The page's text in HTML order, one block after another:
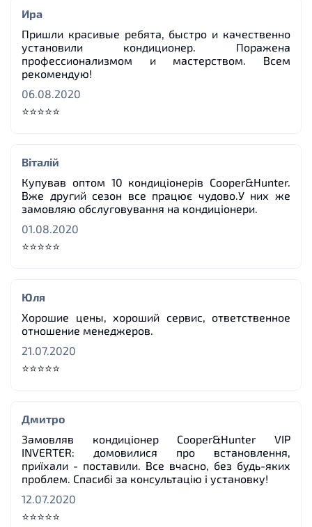
Ира
Пришли красивые ребята, быстро и качественно
установили кондиционер. Поражена
профессионализмом и мастерством. Всем
рекомендую!
06.08.2020
⭐⭐⭐⭐⭐
Віталій
Купував оптом 10 кондиціонерів Cooper&Hunter.
Вже другий сезон все працює чудово.У них же
замовляю обслуговування на кондиціонери.
01.08.2020
⭐⭐⭐⭐⭐
Юля
Хорошие цены, хороший сервис, ответственное
отношение менеджеров.
21.07.2020
⭐⭐⭐⭐⭐
Дмитро
Замовляв кондиціонер Cooper&Hunter VIP
INVERTER: домовилися про встановлення,
приїхали - поставили. Все вчасно, без будь-яких
проблем. Спасибі за консультацію і установку!
12.07.2020
⭐⭐⭐⭐⭐